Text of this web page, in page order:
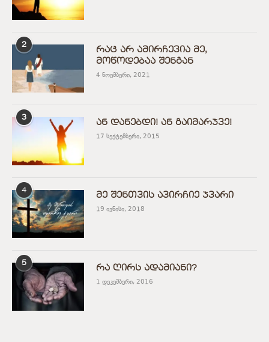
2
რაც არ ამირჩევია მე,
მოწოდებაა შენგან
4 ნოემბერი, 2021
3
ან დანებდი! ან გაიმარჯვე!
17 სექტემბერი, 2015
4
მე შენთვის ავირჩიე ჯვარი
19 ივნისი, 2018
5
რა ღირს ადამიანი?
1 დეკემბერი, 2016